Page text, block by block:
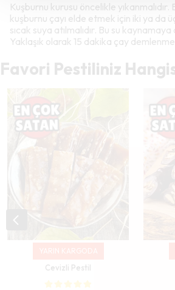
Kuşburnu kurusu öncelikle yıkanmalıdır.
kuşburnu çayı elde etmek için iki ya da
sıcak suya atılmalıdır. Bu su
Yaklaşık olarak 15 dakika çay
Favori Pestiliniz
YARIN KARGODA
Cevizli Pestil